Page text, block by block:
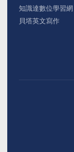
知識達數位學習網
貝塔英文寫作